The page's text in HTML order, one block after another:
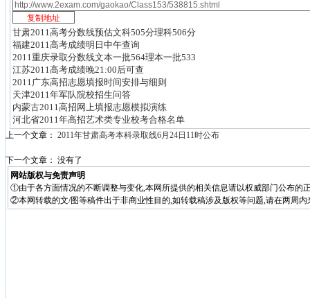
甘肃2011高考分数线预估文科505分理科506分
福建2011高考成绩明日中午查询
2011重庆录取分数线文本一批564理本一批533
江苏2011高考成绩晚21:00后可查
2011广东高招志愿填报时间安排与细则
天津2011年军队院校招生问答
内蒙古2011高招网上填报志愿模拟演练
河北省2011年高招艺术类专业校考合格名单
上一个文章： 2011年甘肃高考本科录取线6月24日11时公布
下一个文章： 没有了
网站版权与免责声明
①由于各方面情况的不断调整与变化,本网所提供的相关信息请以权威部门公布的
②本网转载的文/图等稿件出于非商业性目的,如转载稿涉及版权等问题,请在两周内